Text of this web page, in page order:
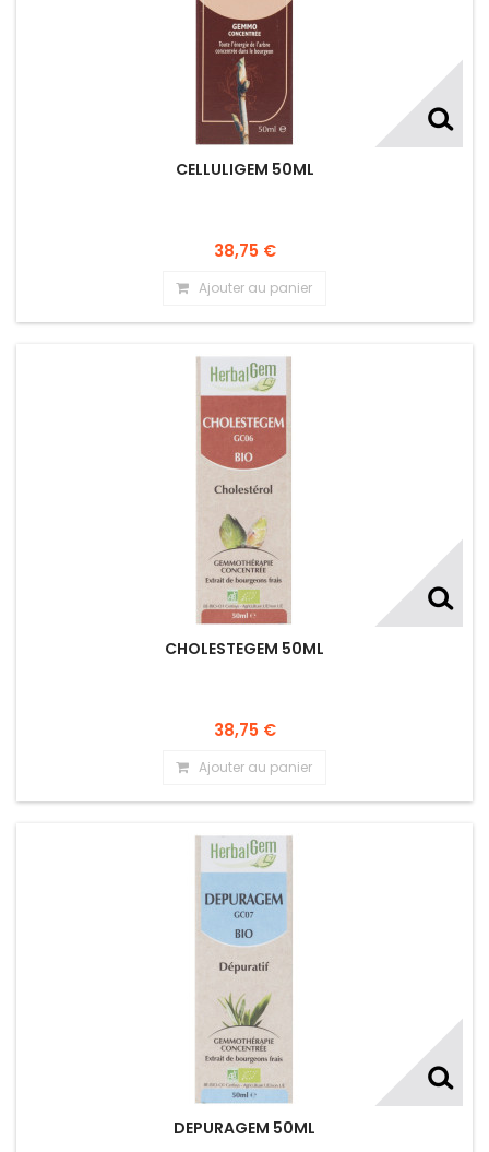
CELLULIGEM 50ML
38,75 €
Ajouter au panier
CHOLESTEGEM 50ML
38,75 €
Ajouter au panier
DEPURAGEM 50ML